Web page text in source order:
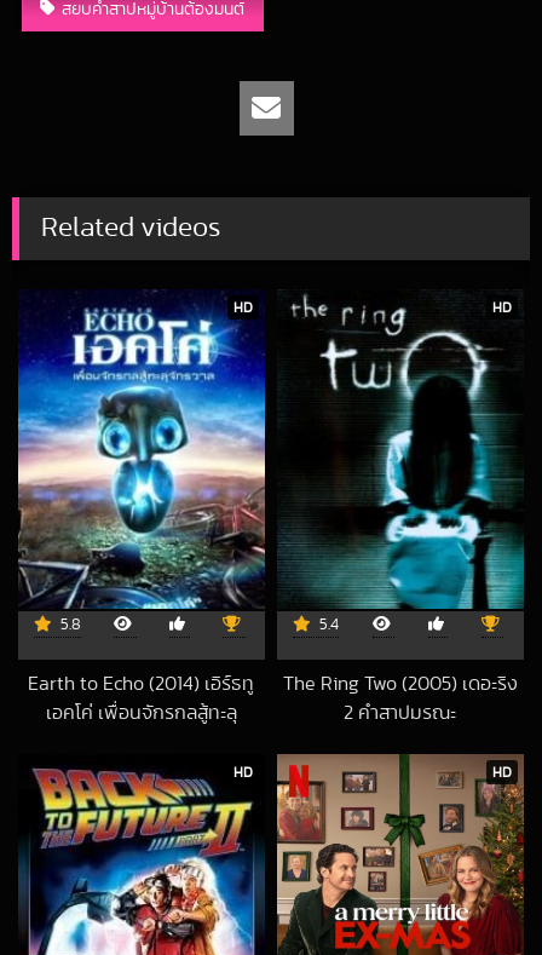
สยบคำสาปหมู่บ้านต้องมนต์
Related videos
HD
5.8
Earth to Echo (2014) เอิร์ธทู
เอคโค่ เพื่อนจักรกลสู้ทะลุ
2019-05-20 UTC
HD
5.4
The Ring Two (2005) เดอะริง
2 คำสาปมรณะ
HD HD